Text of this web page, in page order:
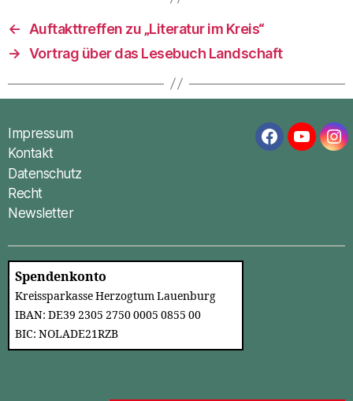
←
Auftakttreffen zu „Literatur im Kreis“
→ Vortrag über das Lesebuch Landschaft
Impressum
Kontakt
Datenschutz
Recht
Newsletter
Facebook
Spendenkonto
Kreissparkasse Herzogtum Lauenburg
IBAN: DE39 2305 2750 0005 0855 00
BIC: NOLADE21RZB